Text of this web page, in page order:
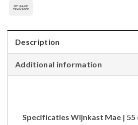
Description
Additional information
Specificaties Wijnkast Mae | 55